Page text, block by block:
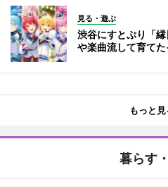
見る・遊ぶ
渋谷にすとぷり「
や楽曲流して育て
もっと見
暮らす